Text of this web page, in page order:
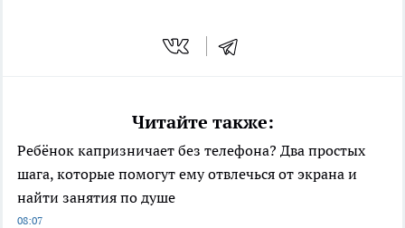
Читайте также:
Ребёнок капризничает без телефона? Два простых
шага, которые помогут ему отвлечься от экрана и
найти занятия по душе
08:07